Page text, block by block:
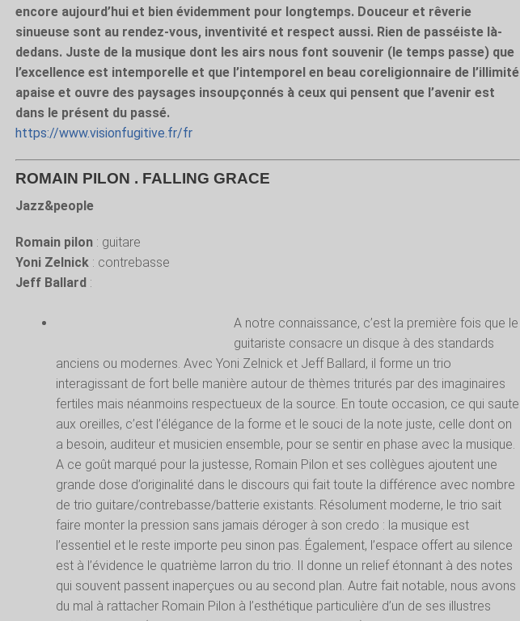
encore aujourd’hui et bien évidemment pour longtemps. Douceur et rêverie
sinueuse sont au rendez-vous, inventivité et respect aussi. Rien de passéiste là-
dedans. Juste de la musique dont les airs nous font souvenir (le temps passe) que
l’excellence est intemporelle et que l’intemporel en beau coreligionnaire de l’illimité
apaise et ouvre des paysages insoupçonnés à ceux qui pensent que l’avenir est
dans le présent du passé.
https://www.visionfugitive.fr/fr
ROMAIN PILON . FALLING GRACE
Jazz&people
Romain pilon : guitare
Yoni Zelnick : contrebasse
Jeff Ballard :
A notre connaissance, c’est la première fois que le
guitariste consacre un disque à des standards
anciens ou modernes. Avec Yoni Zelnick et Jeff Ballard, il forme un trio
interagissant de fort belle manière autour de thèmes triturés par des imaginaires
fertiles mais néanmoins respectueux de la source. En toute occasion, ce qui saute
aux oreilles, c’est l’élégance de la forme et le souci de la note juste, celle dont on
a besoin, auditeur et musicien ensemble, pour se sentir en phase avec la musique.
A ce goût marqué pour la justesse, Romain Pilon et ses collègues ajoutent une
grande dose d’originalité dans le discours qui fait toute la différence avec nombre
de trio guitare/contrebasse/batterie existants. Résolument moderne, le trio sait
faire monter la pression sans jamais déroger à son credo : la musique est
l’essentiel et le reste importe peu sinon pas. Également, l’espace offert au silence
est à l’évidence le quatrième larron du trio. Il donne un relief étonnant à des notes
qui souvent passent inaperçues ou au second plan. Autre fait notable, nous avons
du mal à rattacher Romain Pilon à l’esthétique particulière d’un de ses illustres